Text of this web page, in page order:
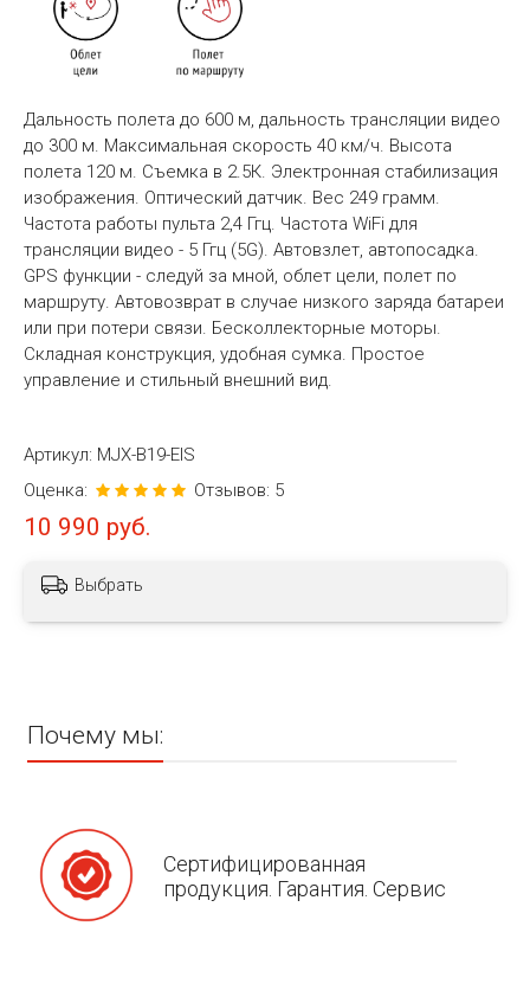
Дальность полета до 600 м, дальность трансляции видео
до 300 м. Максимальная скорость 40 км/ч. Высота
полета 120 м. Съемка в 2.5К. Электронная стабилизация
изображения. Оптический датчик. Вес 249 грамм.
Частота работы пульта 2,4 Ггц. Частота WiFi для
трансляции видео - 5 Ггц (5G). Автовзлет, автопосадка.
GPS функции - следуй за мной, облет цели, полет по
маршруту. Автовозврат в случае низкого заряда батареи
или при потери связи. Бесколлекторные моторы.
Складная конструкция, удобная сумка. Простое
управление и стильный внешний вид.
Артикул: MJX-B19-EIS
Оценка:
Отзывов: 5
10 990 руб.
Выбрать
Почему мы:
Сертифицированная
продукция. Гарантия. Сервис